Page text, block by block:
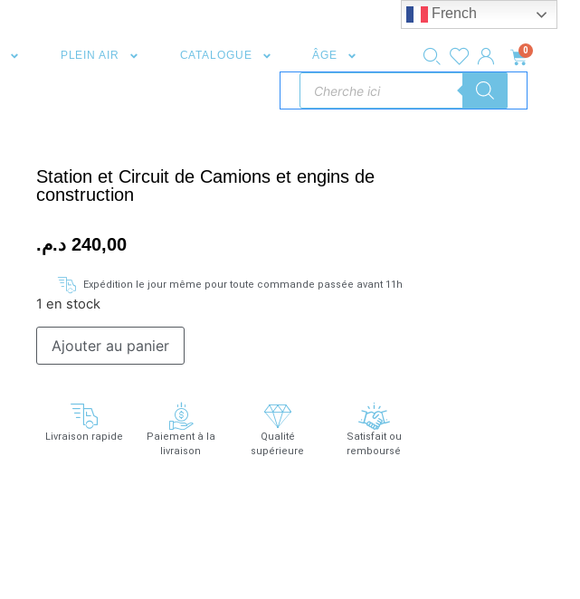
PLEIN AIR CATALOGUE ÂGE 0
Station et Circuit de Camions et engins de
construction
240,00 د.م.
Expédition le jour même pour toute commande passée avant 11h
1 en stock
Ajouter au panier
Livraison rapide
Paiement à la
livraison
Qualité
supérieure
Satisfait ou
remboursé
French